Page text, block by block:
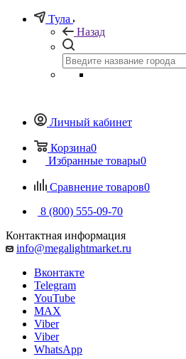
Тула
Назад
Личный кабинет
Корзина0
Избранные товары0
Сравнение товаров0
8 (800) 555-09-70
Контактная информация
info@megalightmarket.ru
Вконтакте
Telegram
YouTube
MAX
Viber
Viber
WhatsApp